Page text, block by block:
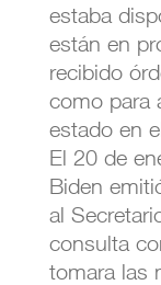
estaba
están en
recibido
como para
estado en
El 20 de
Biden
al
consulta
tomara las